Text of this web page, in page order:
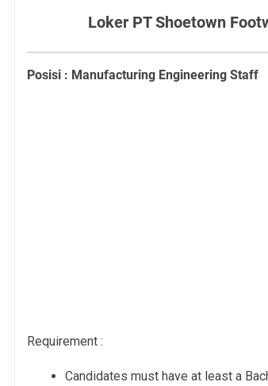
Loker PT Shoetown
Posisi : Manufacturing Engineering Staff
Requirement :
Candidates must have at least a